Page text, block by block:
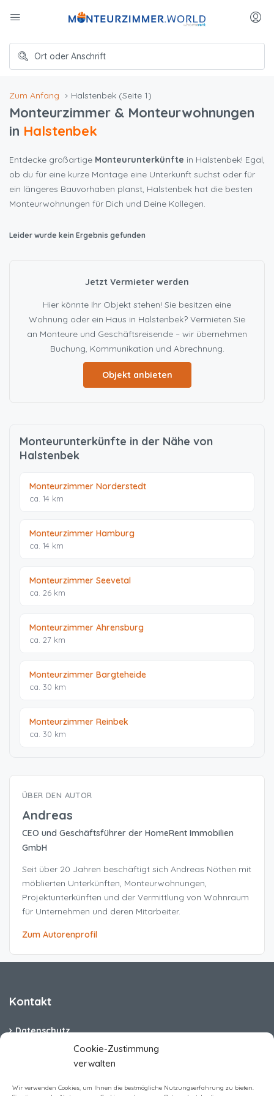
Cookie-Zustimmung
verwalten
Wir verwenden Cookies, um Ihnen die bestmögliche Nutzungserfahrung zu bieten.
Zum Anfang Halstenbek (Seite 1)
Monteurzimmer & Monteurwohnungen
in Halstenbek
Entdecke großartige Monteurunterkünfte in Halstenbek! Egal,
ob du für eine kurze Montage eine Unterkunft suchst oder für
ein längeres Bauvorhaben planst, Halstenbek hat die besten
Monteurwohnungen für Dich und Deine Kollegen.
Leider wurde kein Ergebnis gefunden
Jetzt Vermieter werden
Hier könnte Ihr Objekt stehen! Sie besitzen eine
Wohnung oder ein Haus in Halstenbek? Vermieten Sie
an Monteure und Geschäftsreisende – wir übernehmen
Buchung, Kommunikation und Abrechnung.
Objekt anbieten
Monteurunterkünfte in der Nähe von
Halstenbek
Monteurzimmer Norderstedt
ca. 14 km
Monteurzimmer Hamburg
ca. 14 km
Monteurzimmer Seevetal
ca. 26 km
Monteurzimmer Ahrensburg
ca. 27 km
Monteurzimmer Bargteheide
ca. 30 km
Monteurzimmer Reinbek
ca. 30 km
ÜBER DEN AUTOR
Andreas
CEO und Geschäftsführer der HomeRent Immobilien
GmbH
Seit über 20 Jahren beschäftigt sich Andreas Nöthen mit
möblierten Unterkünften, Monteurwohnungen,
Projektunterkünften und der Vermittlung von Wohnraum
für Unternehmen und deren Mitarbeiter.
Zum Autorenprofil
Kontakt
Datenschutz
Cookie-Richtlinie (EU)
Barrierefreiheit